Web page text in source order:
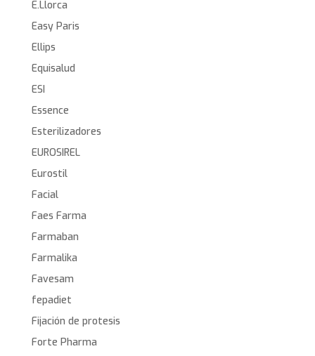
E.Llorca
Easy Paris
Ellips
Equisalud
ESI
Essence
Esterilizadores
EUROSIREL
Eurostil
Facial
Faes Farma
Farmaban
Farmalika
Favesam
fepadiet
Fijación de protesis
Forte Pharma